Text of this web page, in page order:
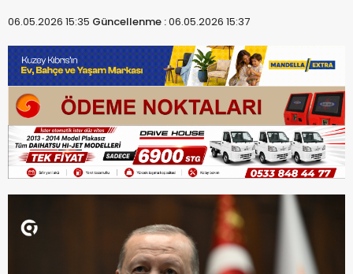
06.05.2026 15:35 Güncellenme :06.05.2026 15:37